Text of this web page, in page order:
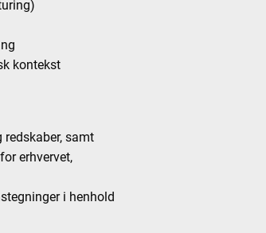
kontekst
redskaber, samt
erhvervet,
i henhold